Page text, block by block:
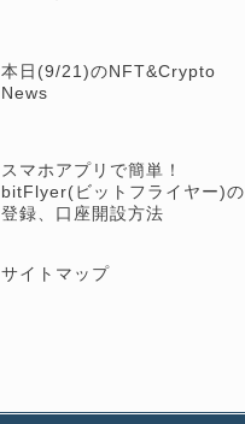
本日(9/21)のNFT&Crypto
News
スマホアプリで簡単！
bitFlyer(ビットフライヤー)の
登録、口座開設方法
サイトマップ